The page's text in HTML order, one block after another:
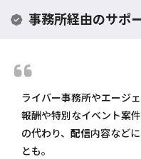
事務所経由のサポ
ライバー事務所やエージ
報酬や特別なイベント案
の代わり、 配信内容など
とも。